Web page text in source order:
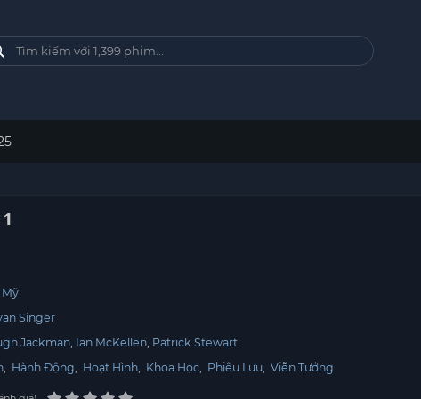
Mỹ
Singer
Jackman Ian McKellen Patrick Stewart
, Hành Động, Hoạt Hình, Khoa Học, Phiêu Lưu, Viễn Tưởng